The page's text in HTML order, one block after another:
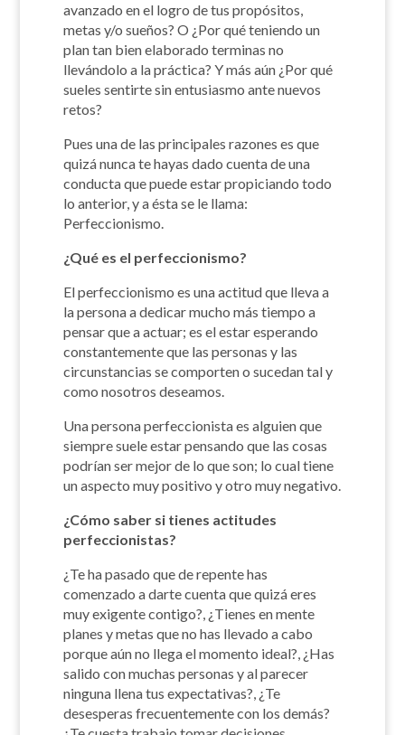
avanzado en el logro de tus propósitos,
metas y/o sueños? O ¿Por qué teniendo un
plan tan bien elaborado terminas no
llevándolo a la práctica? Y más aún ¿Por qué
sueles sentirte sin entusiasmo ante nuevos
retos?
Pues una de las principales razones es que
quizá nunca te hayas dado cuenta de una
conducta que puede estar propiciando todo
lo anterior, y a ésta se le llama:
Perfeccionismo.
¿Qué es el perfeccionismo?
El perfeccionismo es una actitud que lleva a
la persona a dedicar mucho más tiempo a
pensar que a actuar; es el estar esperando
constantemente que las personas y las
circunstancias se comporten o sucedan tal y
como nosotros deseamos.
Una persona perfeccionista es alguien que
siempre suele estar pensando que las cosas
podrían ser mejor de lo que son; lo cual tiene
un aspecto muy positivo y otro muy negativo.
¿Cómo saber si tienes actitudes
perfeccionistas?
¿Te ha pasado que de repente has
comenzado a darte cuenta que quizá eres
muy exigente contigo?, ¿Tienes en mente
planes y metas que no has llevado a cabo
porque aún no llega el momento ideal?, ¿Has
salido con muchas personas y al parecer
ninguna llena tus expectativas?, ¿Te
desesperas frecuentemente con los demás?